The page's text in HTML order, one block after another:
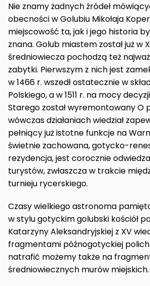
Nie znamy żadnych źródeł
obecności w Golubiu Mikołaja
miejscowość ta, jak i jego historia
znana. Golub miastem został już w
średniowiecza pochodzą też
zabytki. Pierwszym z nich jest
w 1466 r. wszedł ostatecznie w
Polskiego, a w 1511 r. na mocy
Starego został wyremontowany O
wówczas działaniach wiedział
pełniący już istotne funkcje na
świetnie zachowana, gotycko-
rezydencja, jest corocznie
turystów, zwłaszcza w trakcie
turnieju rycerskiego.
Czasy wielkiego astronoma
w stylu gotyckim golubski kościół
Katarzyny Aleksandryjskiej z XV
fragmentami późnogotyckiej
natrafić możemy także na
średniowiecznych murów miejskich.